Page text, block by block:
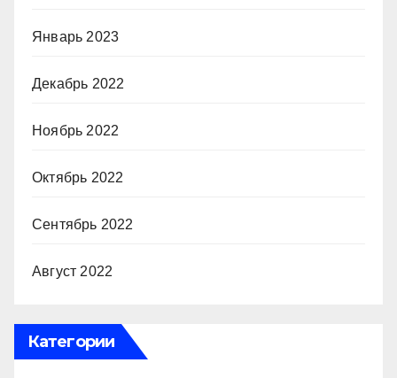
Январь 2023
Декабрь 2022
Ноябрь 2022
Октябрь 2022
Сентябрь 2022
Август 2022
Категории